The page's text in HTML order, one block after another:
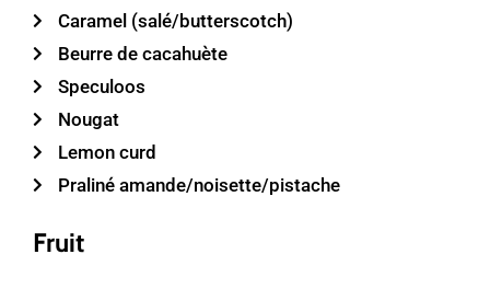
Caramel (salé/butterscotch)
Beurre de cacahuète
Speculoos
Nougat
Lemon curd
Praliné amande/noisette/pistache
Fruit